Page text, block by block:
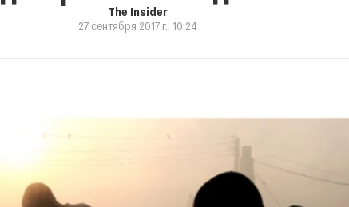
The Insider
27 сентября 2017 г., 10:24